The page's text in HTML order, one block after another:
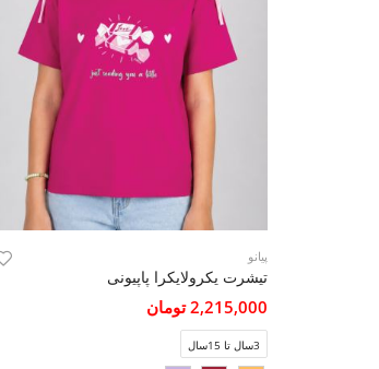
پیانو
تیشرت یکرولایکرا پاپیونی
2,215,000 تومان
3سال تا 15سال